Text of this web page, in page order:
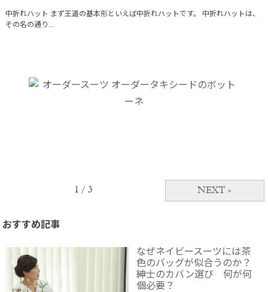
中折れハット まず王道の基本形といえば中折れハットです。 中折れハットは、
その名の通り...
1 / 3 NEXT »
おすすめ記事
なぜネイビースーツには茶
色のバッグが似合うのか？
紳士のカバン選び 何が何
個必要？